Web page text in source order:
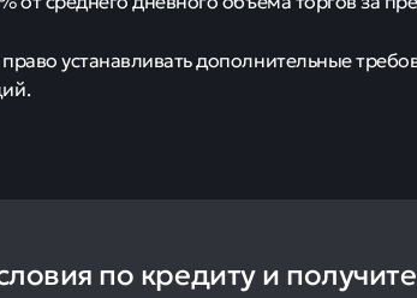
устанавливать дополнительные
по кредиту и